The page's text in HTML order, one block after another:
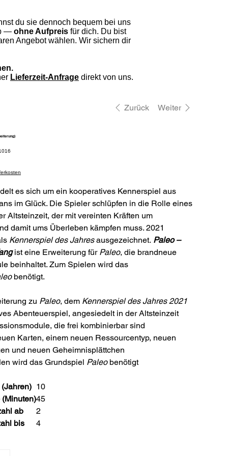
du sie dennoch bequem bei uns
— ohne Aufpreis für dich. Du bist
Angebot wählen. Wir sichern dir
Lieferzeit-Anfrage direkt von uns.
Zurück Weiter
es sich um ein kooperatives Kennerspiel aus
im Glück. Die Spieler schlüpfen in die Rolle eines
Altsteinzeit, der mit vereinten Kräften um
damit ums Überleben kämpfen muss. 2021
Kennerspiel des Jahresausgezeichnet. Paleo –
ist eine Erweiterung für Paleo, die brandneue
beinhaltet. Zum Spielen wird das
benötigt.
zu Paleo, dem Kennerspiel des Jahres 2021
Abenteuerspiel, angesiedelt in der Altsteinzeit
die frei kombinierbar sind
Karten, einem neuen Ressourcentyp, neuen
und neuen Geheimnisplättchen
wird das Grundspiel Paleobenötigt
10
45
ab
2
bis
4